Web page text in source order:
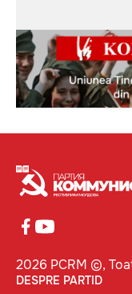
2026 PCRM ©,
DESPRE PARTID